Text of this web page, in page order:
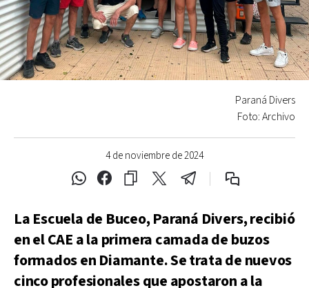
4 de noviembre de 2024
Paraná Divers
Foto: Archivo
La Escuela de Buceo, Paraná Divers, recibió
en el CAE a la primera camada de buzos
formados en Diamante. Se trata de nuevos
cinco profesionales que apostaron a la